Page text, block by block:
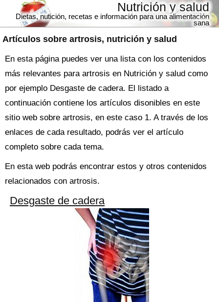
Artículos sobre artrosis, nutrición y salud
Nutrición y salud
Dietas, nutición, recetas e información para una alimentación
sana
En esta página puedes ver una lista con los contenidos
más relevantes para artrosis en Nutrición y salud como
por ejemplo Desgaste de cadera. El listado a
continuación contiene los artículos disonibles en este
sitio web sobre artrosis, en este caso 1. A través de los
enlaces de cada resultado, podrás ver el artículo
completo sobre cada tema.
En esta web podrás encontrar estos y otros contenidos
relacionados con artrosis.
Desgaste de cadera